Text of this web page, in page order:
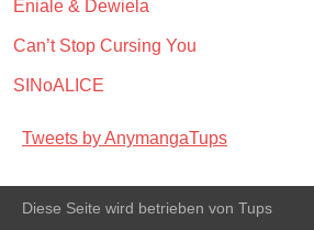
Eniale & Dewiela
Can’t Stop Cursing You
SINoALICE
Tweets by AnymangaTups
Diese Seite wird betrieben von Tups